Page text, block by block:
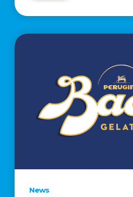
News